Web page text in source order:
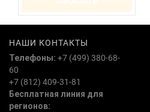
НАШИ КОНТАКТЫ
Телефоны: +7 (499) 380-68-
60
+7 (812) 409-31-81
Бесплатная линия для
регионов: